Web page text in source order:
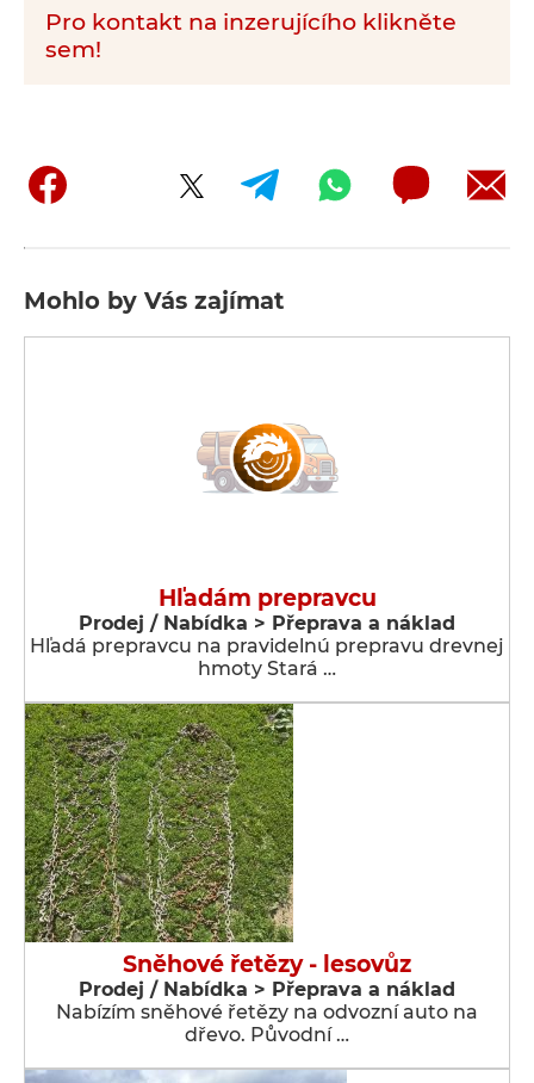
Pro kontakt na inzerujícího klikněte
sem!
Mohlo by Vás zajímat
Hľadám prepravcu
Prodej / Nabídka > Přeprava a náklad
Hľadá prepravcu na pravidelnú prepravu drevnej
hmoty Stará …
Sněhové řetězy - lesovůz
Prodej / Nabídka > Přeprava a náklad
Nabízím sněhové řetězy na odvozní auto na
dřevo. Původní …